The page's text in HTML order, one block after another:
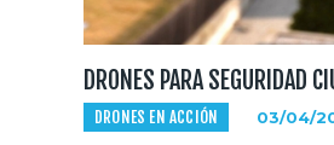
DRONES PARA SEGURIDAD
DRONES EN ACCIÓN 03/04/